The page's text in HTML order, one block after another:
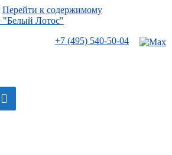
Перейти к содержимому
+7 (495) 540-50-04